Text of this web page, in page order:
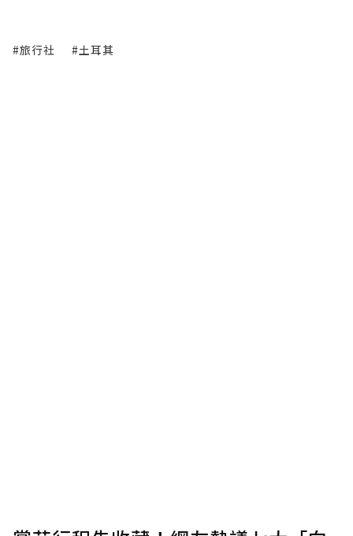
#旅行社 #土耳其